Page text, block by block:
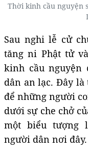
Thời kinh cầu nguyện
Sau nghi lễ cử
tăng ni Phật tử
kinh cầu nguyện
dân an lạc. Đây
để những người
dưới sự che chở
một biểu tượng
người dân nơi đây.